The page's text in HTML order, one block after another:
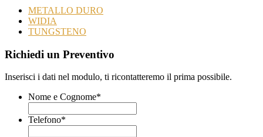
METALLO DURO
WIDIA
TUNGSTENO
Richiedi un Preventivo
Inserisci i dati nel modulo, ti ricontatteremo il prima possibile.
Nome e Cognome*
Telefono*